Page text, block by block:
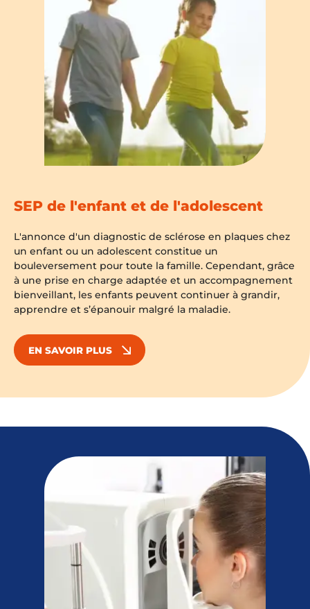
SEP de l'enfant et de l'adolescent
L'annonce d'un diagnostic de sclérose en plaques chez
un enfant ou un adolescent constitue un
bouleversement pour toute la famille. Cependant, grâce
à une prise en charge adaptée et un accompagnement
bienveillant, les enfants peuvent continuer à grandir,
apprendre et s’épanouir malgré la maladie.
EN SAVOIR PLUS